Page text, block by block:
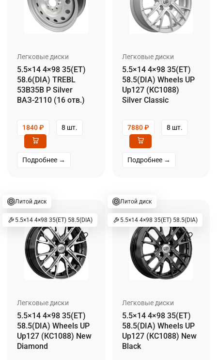
Легковые диски
5.5×14 4×98 35(ET)
58.6(DIA) TREBL
53B35B P Silver
ВАЗ-2110 (16 отв.)
1840₽ 8 шт.
Подробнее →
Легковые диски
5.5×14 4×98 35(ET)
58.5(DIA) Wheels UP
Up127 (КС1088)
Silver Classic
7880₽ 8 шт.
Подробнее →
Литой диск
5.5×14 4×98 35(ET) 58.5(DIA)
Легковые диски
5.5×14 4×98 35(ET)
58.5(DIA) Wheels UP
Up127 (КС1088) New
Diamond
Литой диск
5.5×14 4×98 35(ET) 58.5(DIA)
Легковые диски
5.5×14 4×98 35(ET)
58.5(DIA) Wheels UP
Up127 (КС1088) New
Black